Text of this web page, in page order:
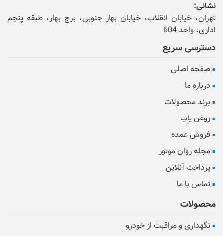
نشانی:
تهران، خیابان انقلاب، خیابان بهار جنوبی، برج بهار، طبقه پنجم
اداری، واحد 604
دسترسی سریع
صفحه اصلی
درباره ما
برند محصولات
روغن یاب
فروش عمده
مجله روان موتور
پرداخت آنلاین
تماس با ما
محصولات
نگهداری و مراقبت از خودرو